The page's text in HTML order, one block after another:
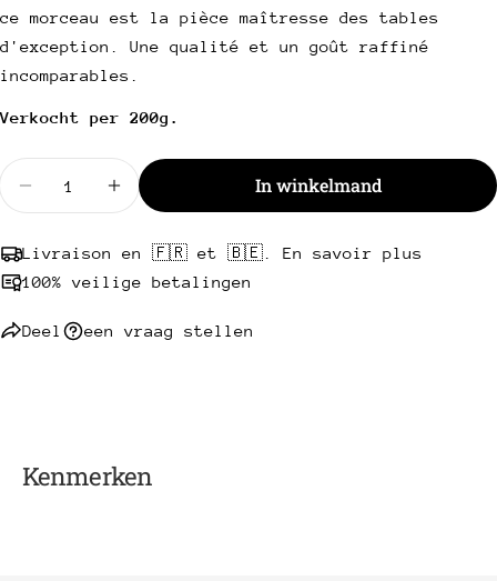
ce morceau est la pièce maîtresse des tables
d'exception. Une qualité et un goût raffiné
incomparables.
Verkocht per 200g.
Verminder de hoeveelheid voor Wagyu Beef
Verhoog de hoeveelheid voor Wagyu
In winkelmand
Livraison en 🇫🇷 et 🇧🇪. En savoir plus
100% veilige betalingen
Deel
Deel dit product
Kopie
op op op
een vraag stellen
Uw
telefoon
Uw
Velden met een * zijn verplicht.
Stuur een vraag
Kenmerken